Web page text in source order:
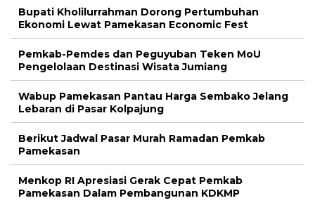
Bupati Kholilurrahman Dorong Pertumbuhan
Ekonomi Lewat Pamekasan Economic Fest
Pemkab-Pemdes dan Peguyuban Teken MoU
Pengelolaan Destinasi Wisata Jumiang
Wabup Pamekasan Pantau Harga Sembako Jelang
Lebaran di Pasar Kolpajung
Berikut Jadwal Pasar Murah Ramadan Pemkab
Pamekasan
Menkop RI Apresiasi Gerak Cepat Pemkab
Pamekasan Dalam Pembangunan KDKMP